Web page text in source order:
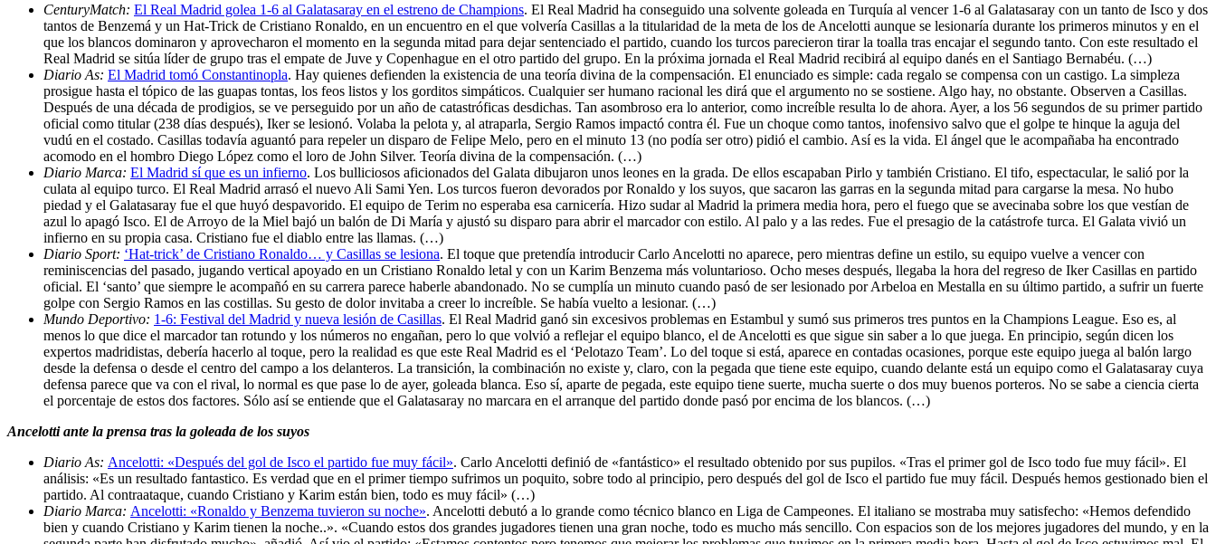
CenturyMatch: El Real Madrid golea 1-6 al Galatasaray en el estreno de Champions. El Real Madrid ha conseguido una solvente goleada en Turquía al vencer 1-6 al Galatasaray con un tanto de Isco y dos
tantos de Benzemá y un Hat-Trick de Cristiano Ronaldo, en un encuentro en el que volvería Casillas a la titularidad de la meta de los de Ancelotti aunque se lesionaría durante los primeros minutos y en el
que los blancos dominaron y aprovecharon el momento en la segunda mitad para dejar sentenciado el partido, cuando los turcos parecieron tirar la toalla tras encajar el segundo tanto. Con este resultado el
Real Madrid se sitúa líder de grupo tras el empate de Juve y Copenhague en el otro partido del grupo. En la próxima jornada el Real Madrid recibirá al equipo danés en el Santiago Bernabéu. (…)
Diario As: El Madrid tomó Constantinopla. Hay quienes defienden la existencia de una teoría divina de la compensación. El enunciado es simple: cada regalo se compensa con un castigo. La simpleza
prosigue hasta el tópico de las guapas tontas, los feos listos y los gorditos simpáticos. Cualquier ser humano racional les dirá que el argumento no se sostiene. Algo hay, no obstante. Observen a Casillas.
Después de una década de prodigios, se ve perseguido por un año de catastróficas desdichas. Tan asombroso era lo anterior, como increíble resulta lo de ahora. Ayer, a los 56 segundos de su primer partido
oficial como titular (238 días después), Iker se lesionó. Volaba la pelota y, al atraparla, Sergio Ramos impactó contra él. Fue un choque como tantos, inofensivo salvo que el golpe te hinque la aguja del
vudú en el costado. Casillas todavía aguantó para repeler un disparo de Felipe Melo, pero en el minuto 13 (no podía ser otro) pidió el cambio. Así es la vida. El ángel que le acompañaba ha encontrado
acomodo en el hombro Diego López como el loro de John Silver. Teoría divina de la compensación. (…)
Diario Marca: El Madrid sí que es un infierno. Los bulliciosos aficionados del Galata dibujaron unos leones en la grada. De ellos escapaban Pirlo y también Cristiano. El tifo, espectacular, le salió por la
culata al equipo turco. El Real Madrid arrasó el nuevo Ali Sami Yen. Los turcos fueron devorados por Ronaldo y los suyos, que sacaron las garras en la segunda mitad para cargarse la mesa. No hubo
piedad y el Galatasaray fue el que huyó despavorido. El equipo de Terim no esperaba esa carnicería. Hizo sudar al Madrid la primera media hora, pero el fuego que se avecinaba sobre los que vestían de
azul lo apagó Isco. El de Arroyo de la Miel bajó un balón de Di María y ajustó su disparo para abrir el marcador con estilo. Al palo y a las redes. Fue el presagio de la catástrofe turca. El Galata vivió un
infierno en su propia casa. Cristiano fue el diablo entre las llamas. (…)
Diario Sport: ‘Hat-trick’ de Cristiano Ronaldo… y Casillas se lesiona. El toque que pretendía introducir Carlo Ancelotti no aparece, pero mientras define un estilo, su equipo vuelve a vencer con
reminiscencias del pasado, jugando vertical apoyado en un Cristiano Ronaldo letal y con un Karim Benzema más voluntarioso. Ocho meses después, llegaba la hora del regreso de Iker Casillas en partido
oficial. El ‘santo’ que siempre le acompañó en su carrera parece haberle abandonado. No se cumplía un minuto cuando pasó de ser lesionado por Arbeloa en Mestalla en su último partido, a sufrir un fuerte
golpe con Sergio Ramos en las costillas. Su gesto de dolor invitaba a creer lo increíble. Se había vuelto a lesionar. (…)
Mundo Deportivo: 1-6: Festival del Madrid y nueva lesión de Casillas. El Real Madrid ganó sin excesivos problemas en Estambul y sumó sus primeros tres puntos en la Champions League. Eso es, al
menos lo que dice el marcador tan rotundo y los números no engañan, pero lo que volvió a reflejar el equipo blanco, el de Ancelotti es que sigue sin saber a lo que juega. En principio, según dicen los
expertos madridistas, debería hacerlo al toque, pero la realidad es que este Real Madrid es el ‘Pelotazo Team’. Lo del toque si está, aparece en contadas ocasiones, porque este equipo juega al balón largo
desde la defensa o desde el centro del campo a los delanteros. La transición, la combinación no existe y, claro, con la pegada que tiene este equipo, cuando delante está un equipo como el Galatasaray cuya
defensa parece que va con el rival, lo normal es que pase lo de ayer, goleada blanca. Eso sí, aparte de pegada, este equipo tiene suerte, mucha suerte o dos muy buenos porteros. No se sabe a ciencia cierta
el porcentaje de estos dos factores. Sólo así se entiende que el Galatasaray no marcara en el arranque del partido donde pasó por encima de los blancos. (…)
Ancelotti ante la prensa tras la goleada de los suyos
Diario As: Ancelotti: «Después del gol de Isco el partido fue muy fácil». Carlo Ancelotti definió de «fantástico» el resultado obtenido por sus pupilos. «Tras el primer gol de Isco todo fue muy fácil». El
análisis: «Es un resultado fantastico. Es verdad que en el primer tiempo sufrimos un poquito, sobre todo al principio, pero después del gol de Isco el partido fue muy fácil. Después hemos gestionado bien el
partido. Al contraataque, cuando Cristiano y Karim están bien, todo es muy fácil» (…)
Diario Marca: Ancelotti: «Ronaldo y Benzema tuvieron su noche». Ancelotti debutó a lo grande como técnico blanco en Liga de Campeones. El italiano se mostraba muy satisfecho: «Hemos defendido
bien y cuando Cristiano y Karim tienen la noche..». «Cuando estos dos grandes jugadores tienen una gran noche, todo es mucho más sencillo. Con espacios son de los mejores jugadores del mundo, y en la